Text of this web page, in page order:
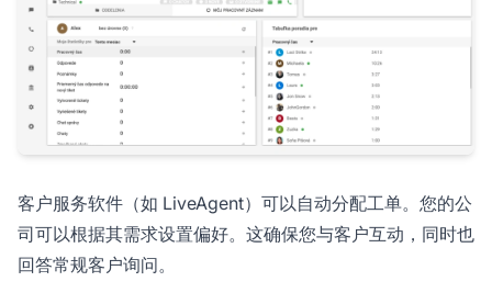
客户服务软件（如 LiveAgent）可以自动分配工单。您的公
司可以根据其需求设置偏好。这确保您与客户互动，同时也
回答常规客户询问。